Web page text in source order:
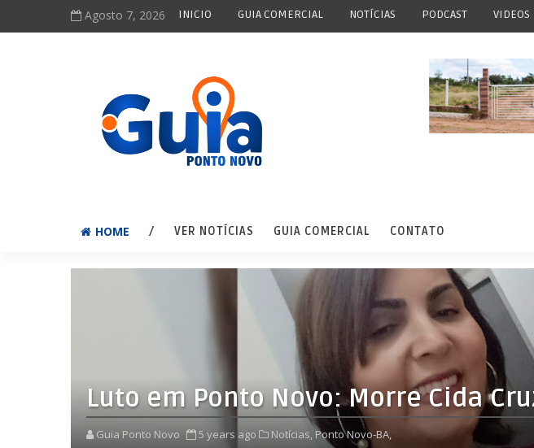
Agosto 7, 2026 INICIO GUIA COMERCIAL NOTÍCIAS PODCAST VIDEOS
HOME / VER NOTÍCIAS GUIA COMERCIAL CONTATO
Luto em Ponto Novo: Morre Cida
Guia Ponto Novo 5 years ago Notícias, Ponto Novo-BA,